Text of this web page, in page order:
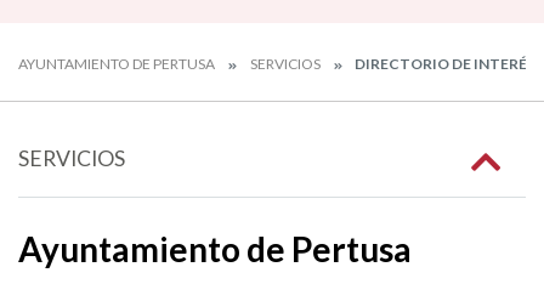
AYUNTAMIENTO DE PERTUSA SERVICIOS DIRECTORIO DE INTERÉS
SERVICIOS
Ayuntamiento de Pertusa